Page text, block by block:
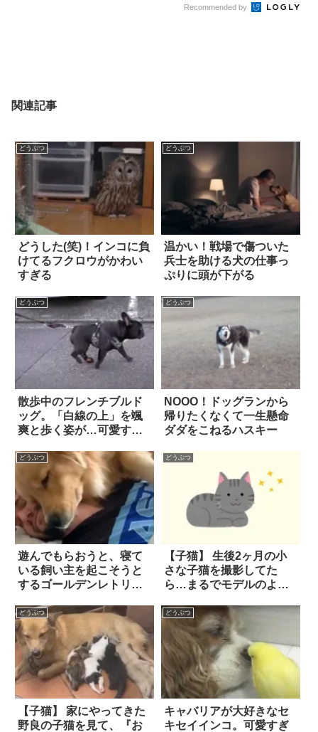
Recommended by
関連記事
どうぶつ
どうした(笑)！インコに負
けてるフクロウがかわい
すぎる
どうぶつ
温かい！戦場で傷ついた
兵士を助ける犬の仕事っ
ぷりに頭が下がる
どうぶつ
散歩中のフレンチブルド
ッグ。「白線の上」を颯
爽と歩く姿が…可愛すぎ
どうぶつ
NOOO！ドッグランから
帰りたくなくて一生懸命
ダダをこねるハスキー
どうぶつ
遊んでもらおうと、寝て
いる飼い主を起こそうと
するゴールデンレトリバ
熱烈すぎて吹いた！！
どうぶつ
【子猫】 生後2ヶ月の小
さな子猫を撮影してた
ら…まるでモデルのよう
を披露してくれた！！
どうぶつ
【子猫】 家にやってきた
野良の子猫を見て、『お
どうぶつ
キャバリアが大好きなセ
キセイインコ。可愛すぎ